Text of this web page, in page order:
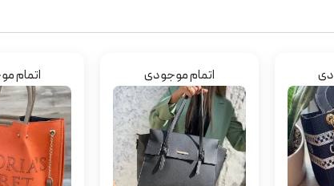
اتمام موجودی اتمام